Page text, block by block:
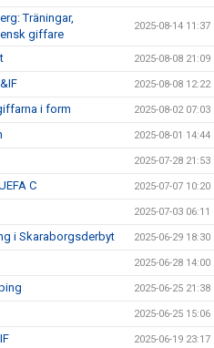
Träningar,
giffare
2025-08-14 11:37
2025-08-08 21:09
2025-08-08 12:22
i form 2025-08-02 07:03
2025-08-01 14:44
2025-07-28 21:53
C 2025-07-07 10:20
2025-07-03 06:11
i Skaraborgsderbyt 2025-06-29 18:30
2025-06-28 14:00
2025-06-25 21:38
2025-06-25 15:06
2025-06-19 23:17